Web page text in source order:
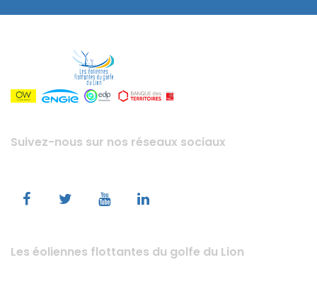
Suivez-nous sur nos réseaux sociaux
Les éoliennes flottantes du golfe du Lion